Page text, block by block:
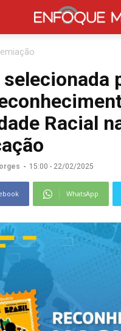
selecionada
Racial
- 15:00 - 22/02/2025
WhatsApp